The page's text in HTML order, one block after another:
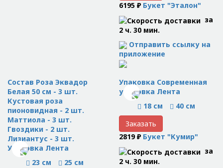
6195 ₽ Букет "Эталон"
за
2 ч. 30 мин.
Отправить ссылку на
приложение
Состав Роза Эквадор
Белая 50 см - 3 шт.
Кустовая роза
пионовидная - 2 шт.
Маттиола - 3 шт.
Гвоздики - 2 шт.
Лизиантус - 3 шт.
Упаковка Лента
23 см
25 см
Упаковка Современная
упаковка Лента
18 см
40 см
Заказать
2819 ₽ Букет "Кумир"
за
2 ч. 30 мин.